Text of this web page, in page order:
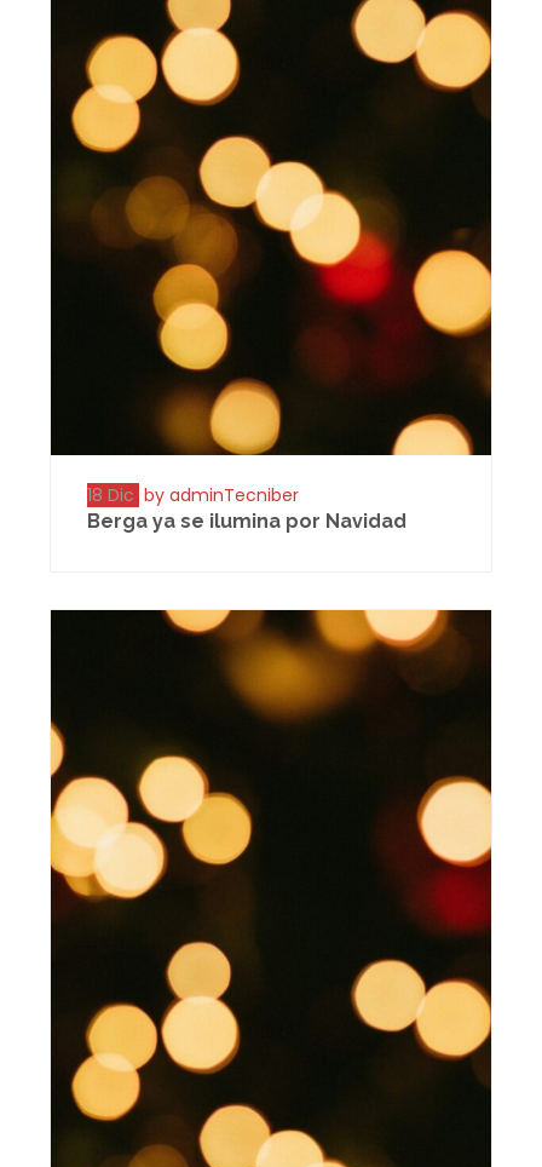
18 Dic by adminTecniber
Berga ya se ilumina por Navidad